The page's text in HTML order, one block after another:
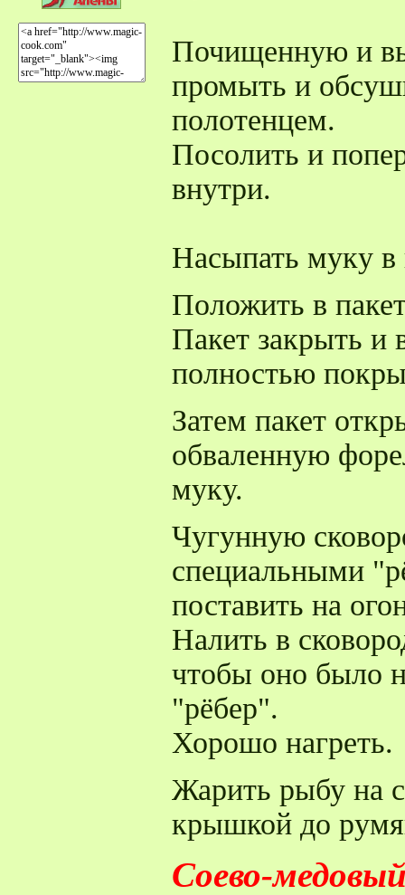
Почищенную и
промыть и
полотенцем.
Посолить и
внутри.
Насыпать муку в
Положить в
Пакет закрыть и
полностью
Затем пакет
обваленную
муку.
Чугунную
специальными
поставить на
Налить в
чтобы оно было
"рёбер".
Хорошо нагреть.
Жарить рыбу на
крышкой до
Соево-